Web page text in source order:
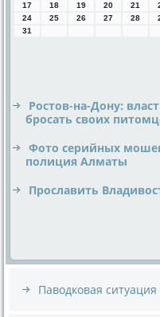
17
18 19 20 21
24
25 26 27 28
31
Ростов-на-Дону:
бросать своих
Фото серийных
полиция Алматы
Прославить
Паводковая